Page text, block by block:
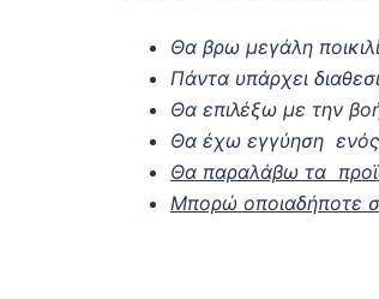
Θα βρω μεγάλη
Πάντα υπάρχει
Θα επιλέξω με την
Θα έχω εγγύηση ενός
Θα παραλάβω τα
Μπορώ οποιαδήποτε